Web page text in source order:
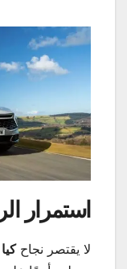
استمرار
لا يقتصر نجاحكيا